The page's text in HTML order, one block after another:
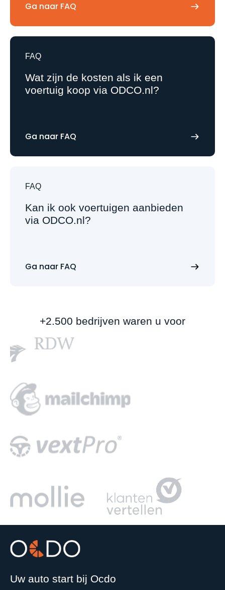
Ga naar FAQ
FAQ
Wat zijn de kosten als ik een
voertuig koop via ODCO.nl?
Ga naar FAQ
FAQ
Kan ik ook voertuigen aanbieden
via ODCO.nl?
Ga naar FAQ
+2.500 bedrijven waren u voor
Uw auto start bij Ocdo